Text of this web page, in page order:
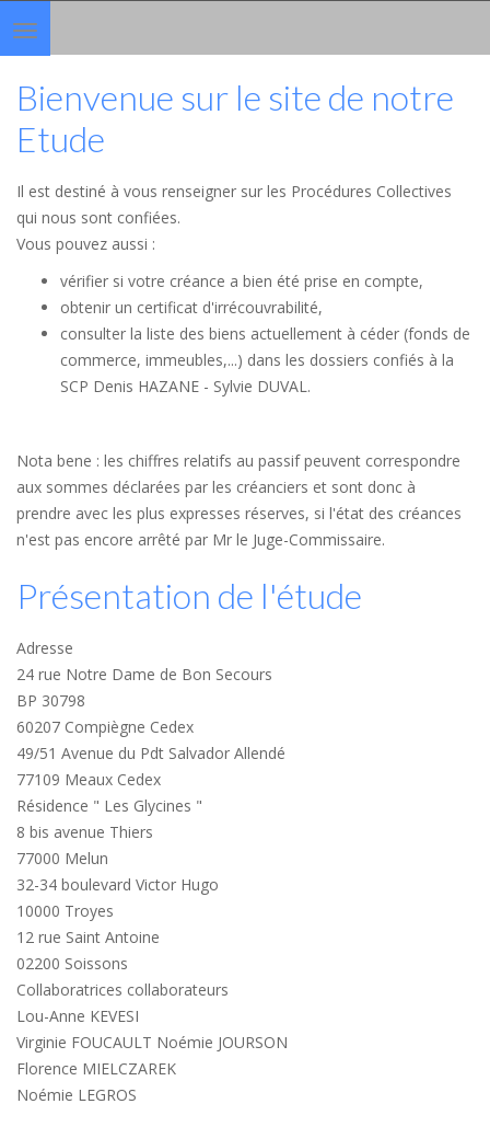
Toggle
navigation
Bienvenue sur le site de notre
Etude
Il est destiné à vous renseigner sur les Procédures Collectives
qui nous sont confiées.
Vous pouvez aussi :
vérifier si votre créance a bien été prise en compte,
obtenir un certificat d'irrécouvrabilité,
consulter la liste des biens actuellement à céder (fonds de
commerce, immeubles,...) dans les dossiers confiés à la
SCP Denis HAZANE - Sylvie DUVAL.
Nota bene : les chiffres relatifs au passif peuvent correspondre
aux sommes déclarées par les créanciers et sont donc à
prendre avec les plus expresses réserves, si l'état des créances
n'est pas encore arrêté par Mr le Juge-Commissaire.
Présentation de l'étude
Adresse
24 rue Notre Dame de Bon Secours
BP 30798
60207 Compiègne Cedex
49/51 Avenue du Pdt Salvador Allendé
77109 Meaux Cedex
Résidence " Les Glycines "
8 bis avenue Thiers
77000 Melun
32-34 boulevard Victor Hugo
10000 Troyes
12 rue Saint Antoine
02200 Soissons
Collaboratrices collaborateurs
Lou-Anne KEVESI
Virginie FOUCAULT Noémie JOURSON
Florence MIELCZAREK
Noémie LEGROS